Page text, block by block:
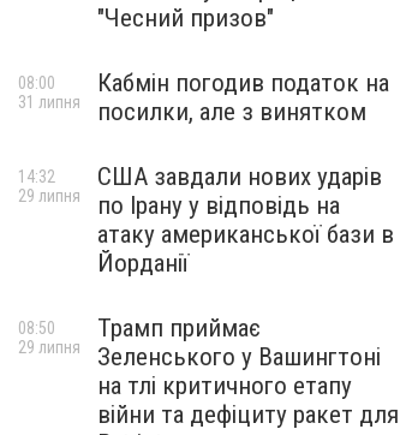
"Чесний призов"
Кабмін погодив податок на
посилки, але з винятком
08:00
31 липня
США завдали нових ударів
по Ірану у відповідь на
атаку американської бази в
Йорданії
14:32
29 липня
Трамп приймає
Зеленського у Вашингтоні
на тлі критичного етапу
війни та дефіциту ракет для
08:50
29 липня